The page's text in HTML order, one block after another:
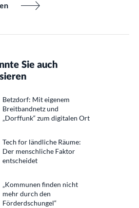
Sie auch
Betzdorf: Mit eigenem
Breitbandnetz und
„Dorffunk“ zum digitalen Ort
Tech for ländliche Räume:
Der menschliche Faktor
entscheidet
„Kommunen finden nicht
mehr durch den
Förderdschungel“